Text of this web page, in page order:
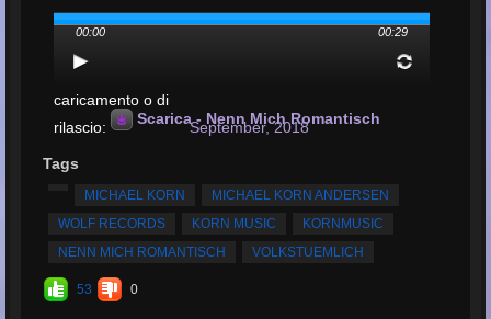
eseguita da:
KORNmusic
Data di
caricamento o di
rilascio:
September, 2018
00:00 00:29
Scarica - Nenn Mich Romantisch
Tags
MICHAEL KORN
MICHAEL KORN ANDERSEN
WOLF RECORDS
KORN MUSIC
KORNMUSIC
NENN MICH ROMANTISCH
VOLKSTUEMLICH
53 0